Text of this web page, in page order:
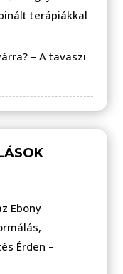
terápiákkal
– A tavaszi
Ebony
Érden –